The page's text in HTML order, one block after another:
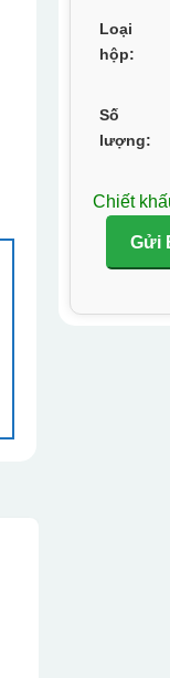
Loại
hộp:
Số
lượng:
Chiết
Gửi